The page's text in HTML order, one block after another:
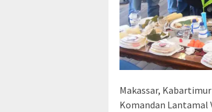
Makassar,
Komandan Lantamal